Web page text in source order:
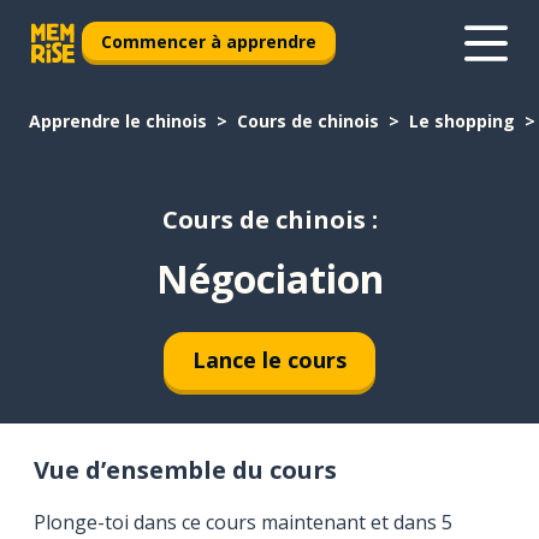
Commencer à apprendre
Apprendre le chinois Cours de chinois Le shopping
Cours de chinois :
Négociation
Lance le cours
Vue d’ensemble du cours
Plonge-toi dans ce cours maintenant et dans 5